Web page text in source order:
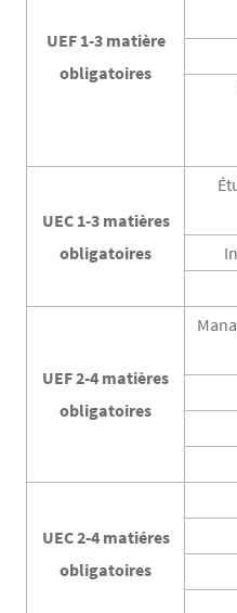
UEF 1-3 matière
obligatoires
UEC 1-3 matières
obligatoires
UEF 2-4 matières
obligatoires
UEC 2-4 matiéres
obligatoires